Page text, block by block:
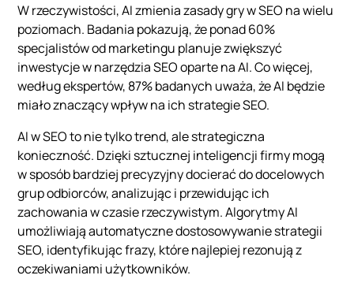
W rzeczywistości, AI zmienia zasady gry w SEO na wielu
poziomach. Badania pokazują, że ponad 60%
specjalistów od marketingu planuje zwiększyć
inwestycje w narzędzia SEO oparte na AI. Co więcej,
według ekspertów, 87% badanych uważa, że AI będzie
miało znaczący wpływ na ich strategie SEO.
AI w SEO to nie tylko trend, ale strategiczna
konieczność. Dzięki sztucznej inteligencji firmy mogą
w sposób bardziej precyzyjny docierać do docelowych
grup odbiorców, analizując i przewidując ich
zachowania w czasie rzeczywistym. Algorytmy AI
umożliwiają automatyczne dostosowywanie strategii
SEO, identyfikując frazy, które najlepiej rezonują z
oczekiwaniami użytkowników.